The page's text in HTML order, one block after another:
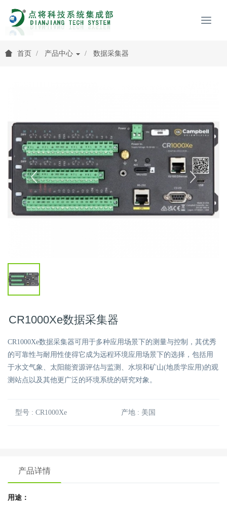
首页 产品中心 数据采集器
CR1000Xe数据采集器
CR1000Xe数据采集器可用于多种应用场景下的测量与控制，其优秀
的可靠性与耐用性使得它成为远程环境应用场景下的选择，包括用
于水文气象、太阳能资源评估与监测、水坝和矿山(地质学应用)的观
测站点以及其他更广泛的环境系统的研究对象。
型号 : CR1000Xe 产地 : 美国
产品详情
用途：